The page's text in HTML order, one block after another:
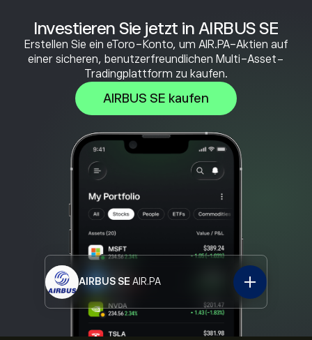
Investieren Sie jetzt in AIRBUS SE
Erstellen Sie ein eToro-Konto, um AIR.PA-Aktien auf
einer sicheren, benutzerfreundlichen Multi-Asset-
Tradingplattform zu kaufen.
AIRBUS SE kaufen
AIRBUS SE AIR.PA